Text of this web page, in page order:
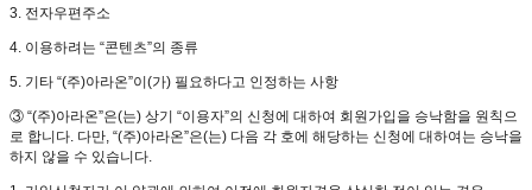
3. 전자우편주소
4. 이용하려는 “콘텐츠”의 종류
5. 기타 “(주)아라온”이(가) 필요하다고 인정하는 사항
③ “(주)아라온”은(는) 상기 “이용자”의 신청에 대하여 회원가입을 승낙함을 원칙으
로 합니다. 다만, “(주)아라온”은(는) 다음 각 호에 해당하는 신청에 대하여는 승낙을
하지 않을 수 있습니다.